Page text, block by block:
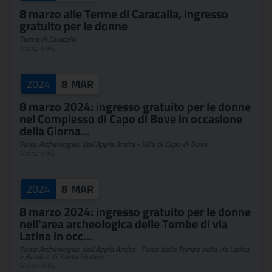
8 marzo alle Terme di Caracalla, ingresso
gratuito per le donne
2024 8 MAR
8 marzo 2024: ingresso gratuito per le donne
nel Complesso di Capo di Bove in occasione
della Giorna...
2024 8 MAR
8 marzo 2024: ingresso gratuito per le donne
nell'area archeologica delle Tombe di via
Latina in occ...